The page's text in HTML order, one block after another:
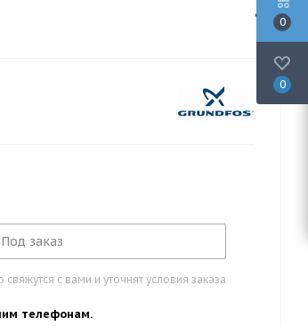
Под заказ
с вами и уточнят условия заказа
телефонам.
0
0